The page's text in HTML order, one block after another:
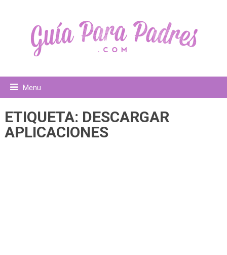
Menu
ETIQUETA: DESCARGAR
APLICACIONES